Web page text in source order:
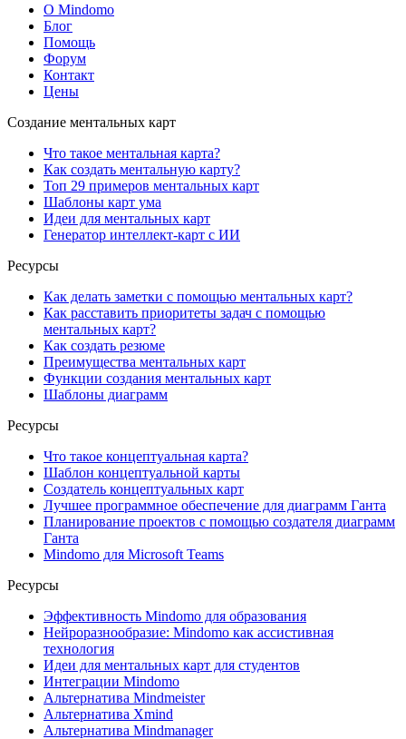
О Mindomo
Блог
Помощь
Форум
Контакт
Цены
Создание ментальных карт
Что такое ментальная карта?
Как создать ментальную карту?
Топ 29 примеров ментальных карт
Шаблоны карт ума
Идеи для ментальных карт
Генератор интеллект-карт с ИИ
Ресурсы
Как делать заметки с помощью ментальных карт?
Как расставить приоритеты задач с помощью
ментальных карт?
Как создать резюме
Преимущества ментальных карт
Функции создания ментальных карт
Шаблоны диаграмм
Ресурсы
Что такое концептуальная карта?
Шаблон концептуальной карты
Создатель концептуальных карт
Лучшее программное обеспечение для диаграмм Ганта
Планирование проектов с помощью создателя диаграмм
Ганта
Mindomo для Microsoft Teams
Ресурсы
Эффективность Mindomo для образования
Нейроразнообразие: Mindomo как ассистивная
технология
Идеи для ментальных карт для студентов
Интеграции Mindomo
Альтернатива Mindmeister
Альтернатива Xmind
Альтернатива Mindmanager